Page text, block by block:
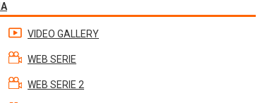
VIDEO GALLERY
WEB SERIE
WEB SERIE 2